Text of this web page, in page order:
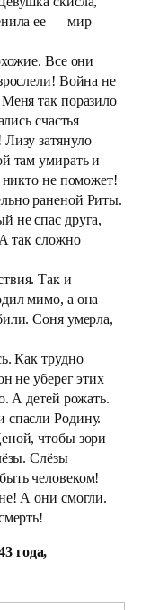
ее — мир
Все они
Война не
так поразило
счастья
затянуло
там умирать и
никто не поможет!
раненой Риты.
не спас друга,
так сложно
Так и
мимо, а она
Соня умерла,
Как трудно
не уберег этих
А детей рожать.
Родину.
чтобы зори
Слёзы
человеком!
А они смогли.
года,